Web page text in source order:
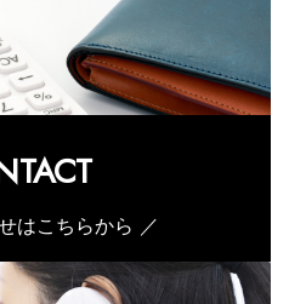
はこちらから ／